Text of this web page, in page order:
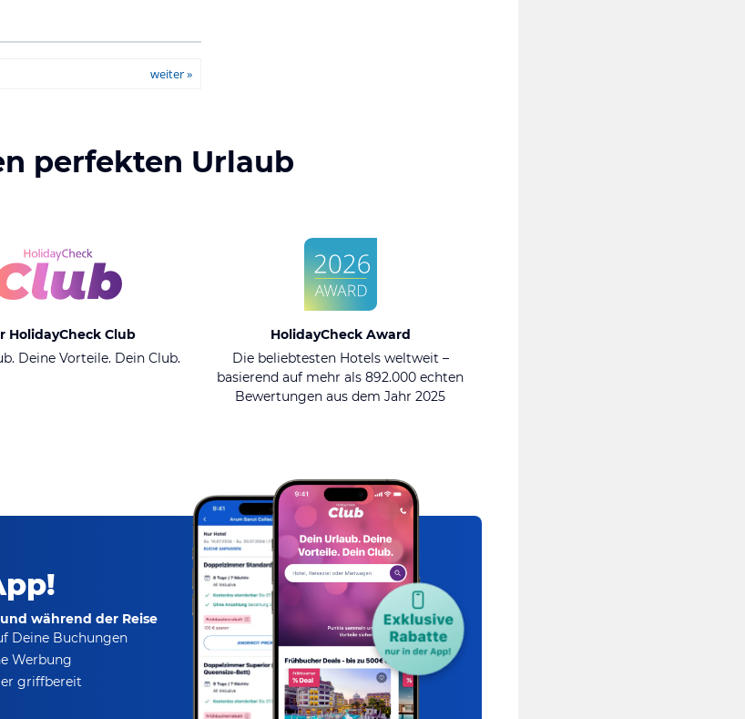
weiter »
perfekten Urlaub
HolidayCheck Club
Deine Vorteile. Dein Club.
HolidayCheck Award
Die beliebtesten Hotels weltweit –
basierend auf mehr als 892.000 echten
Bewertungen aus dem Jahr 2025
während der Reise
Deine Buchungen
Werbung
griffbereit